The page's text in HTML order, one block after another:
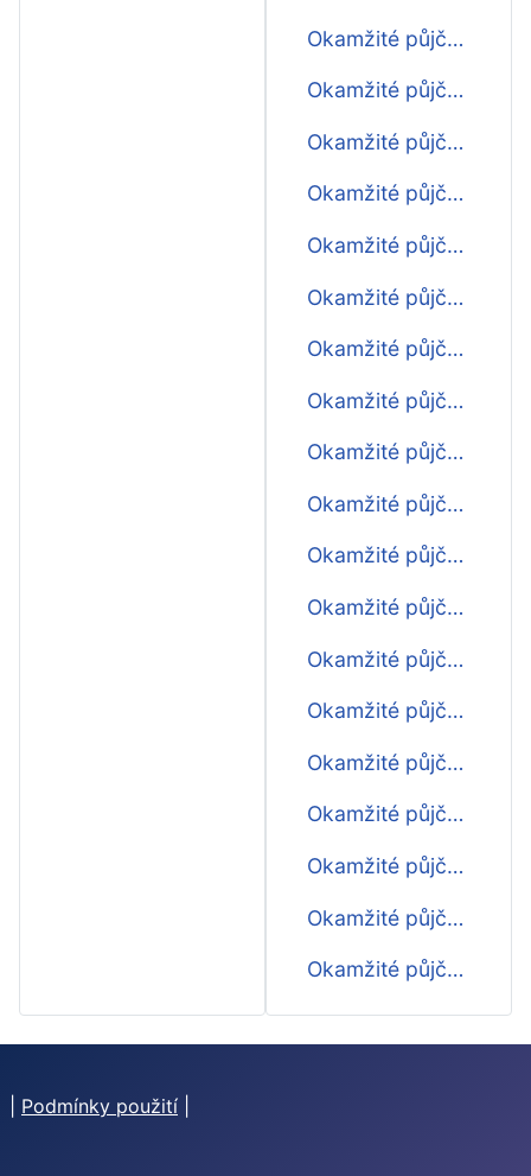
Okamžité půjčky do 2000 Kč
Okamžité půjčky do 3000 Kč
Okamžité půjčky do 4000 Kč
Okamžité půjčky do 5000 Kč
Okamžité půjčky do 6000 Kč
Okamžité půjčky do 7000 Kč
Okamžité půjčky do 8000 Kč
Okamžité půjčky do 9000 Kč
Okamžité půjčky do 10000 Kč
Okamžité půjčky do 11000 Kč
Okamžité půjčky do 12000 Kč
Okamžité půjčky do 13000 Kč
Okamžité půjčky do 14000 Kč
Okamžité půjčky do 15000 Kč
Okamžité půjčky do 16000 Kč
Okamžité půjčky do 17000 Kč
Okamžité půjčky do 18000 Kč
Okamžité půjčky do 19000 Kč
Okamžité půjčky do 20000 Kč
Podmínky použití